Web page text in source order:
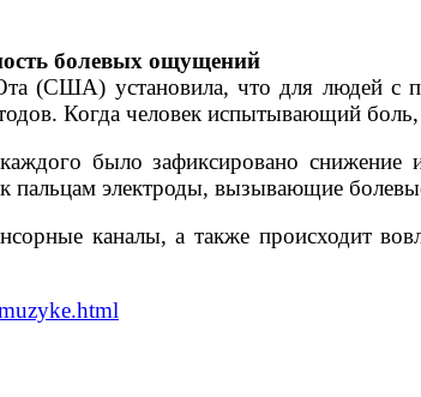
болевых ощущений
Юта (США) установила, что для людей
Когда человек испытывающий
было зафиксировано
пальцам электроды, вызывающие
каналы, а также происходит